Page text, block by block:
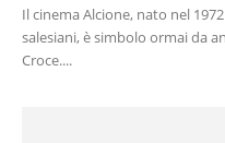
Il cinema Alcione, nato nel
salesiani, è simbolo ormai da
Croce....